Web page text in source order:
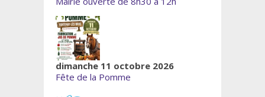
dimanche 11 octobre 2026
Fête de la Pomme